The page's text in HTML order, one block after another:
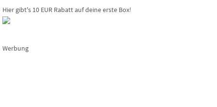
Hier gibt's 10 EUR Rabatt auf deine erste Box!
Werbung